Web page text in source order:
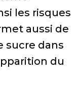
les risques
aussi de
sucre dans
du